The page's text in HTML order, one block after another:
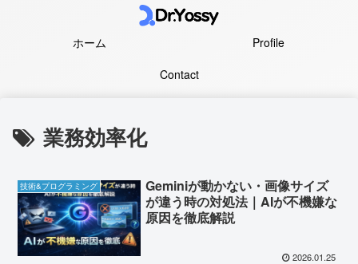
ホーム
Profile
Contact
業務効率化
技術&プログラミング
Geminiが動かない・画像サイズ
が違う時の対処法｜AIが不機嫌な
原因を徹底解説
2026.01.25